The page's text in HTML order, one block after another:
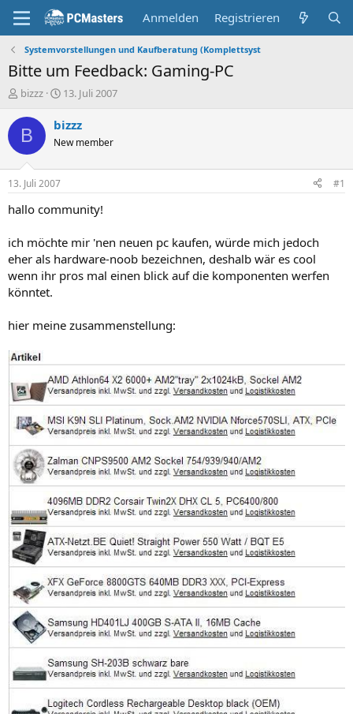
Anmelden Registrieren
Systemvorstellungen und Kaufberatung (Komplettsyst
Bitte um Feedback: Gaming-PC
E
s
e
r
bizzz
E
s
e
t
a
13. Juli 2007
B bizzz
New member
13. Juli 2007 #1
hallo community!
ich möchte mir 'nen neuen pc kaufen, würde mich jedoch
eher als hardware-noob bezeichnen, deshalb wär es cool
wenn ihr pros mal einen blick auf die komponenten werfen
könntet.
hier meine zusammenstellung: